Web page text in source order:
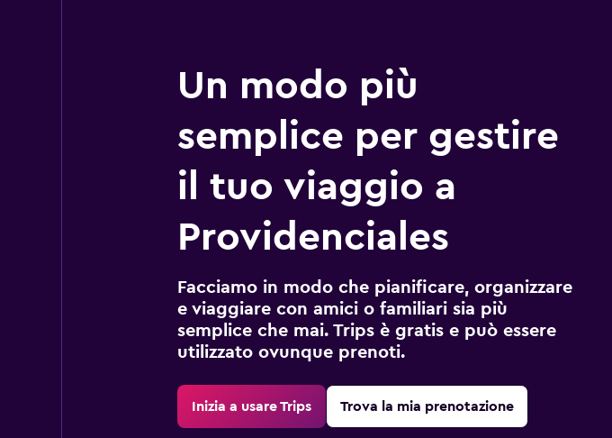
Un modo più
semplice per gestire
il tuo viaggio a
Providenciales
Facciamo in modo che pianificare, organizzare
e viaggiare con amici o familiari sia più
semplice che mai. Trips è gratis e può essere
utilizzato ovunque prenoti.
Inizia a usare Trips Trova la mia prenotazione